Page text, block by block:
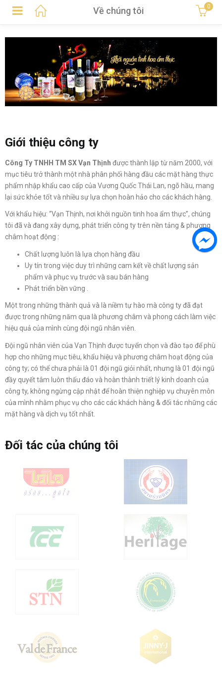
Về chúng tôi 0
Giới thiệu công ty
Công Ty TNHH TM SX Vạn Thịnh được thành lập từ năm 2000, với
mục tiêu trở thành một nhà phân phối hàng đầu các mặt hàng thực
phẩm nhập khẩu cao cấp của Vương Quốc Thái Lan, ngõ hầu, mang
lại sức khỏe tốt và nhiều sự lựa chọn hoàn hảo cho các khách hàng.
Với khẩu hiệu: “Vạn Thịnh, nơi khởi nguồn tinh hoa ẩm thực”, chúng
tôi đã và đang xây dựng, phát triển công ty trên nền tảng & phương
châm hoạt động :
Chất lượng luôn là lựa chọn hàng đầu
Uy tín trong việc duy trì những cam kết về chất lượng sản
phẩm và phục vụ trước và sau bán hàng
Phát triển bền vững .
Một trong những thành quả và là niềm tự hào mà công ty đã đạt
được trong những năm qua là phương châm và phong cách làm việc
hiệu quả của mình cùng đội ngũ nhân viên.
Đội ngũ nhân viên của Vạn Thịnh được tuyển chọn và đào tạo để phù
hợp cho những mục tiêu, khẩu hiệu và phương châm hoạt động của
công ty; có thể chưa phải là 01 đội ngũ giỏi nhất, nhưng là 01 đội ngũ
đầy quyết tâm luôn thấu đáo và hoàn thành triết lý kinh doanh của
công ty, không ngừng cập nhật để hoàn thiện nghiệp vụ chuyên môn
của mình nhằm phục vụ cho các các khách hàng & đối tác những các
mặt hàng và dịch vụ tốt nhất.
Đối tác của chúng tôi